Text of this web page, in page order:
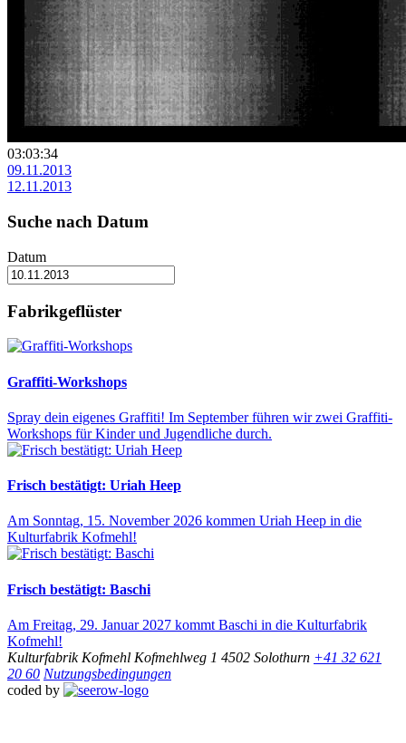
03:03:34
09.11.2013
12.11.2013
Suche nach Datum
Datum
Fabrikgeflüster
Graffiti-Workshops
Spray dein eigenes Graffiti! Im September führen wir zwei Graffiti-
Workshops für Kinder und Jugendliche durch.
Frisch bestätigt: Uriah Heep
Am Sonntag, 15. November 2026 kommen Uriah Heep in die
Kulturfabrik Kofmehl!
Frisch bestätigt: Baschi
Am Freitag, 29. Januar 2027 kommt Baschi in die Kulturfabrik
Kofmehl!
Kulturfabrik Kofmehl Kofmehlweg 1 4502 Solothurn +41 32 621
20 60 Nutzungsbedingungen
coded by